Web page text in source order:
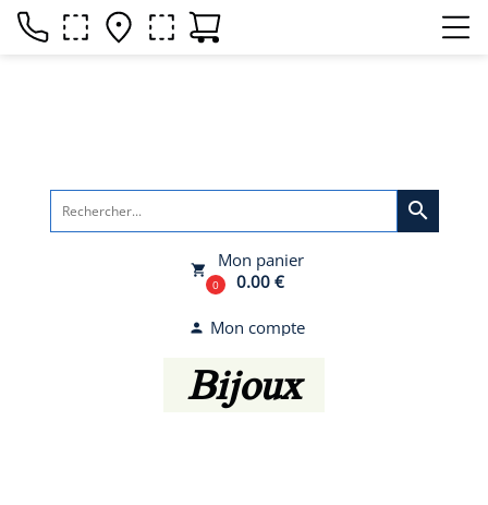
search
local_grocery_store
0
Mon panier
0.00 €
person Mon compte
Bijoux